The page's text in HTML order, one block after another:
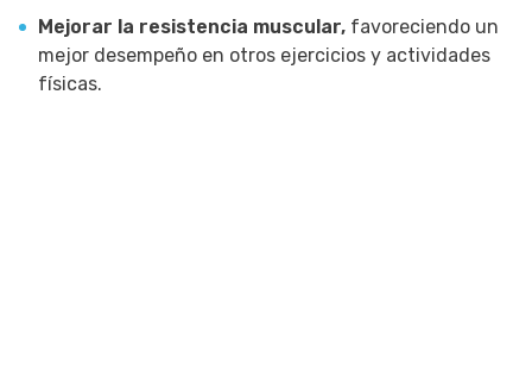
Mejorar la resistencia muscular, favoreciendo un
mejor desempeño en otros ejercicios y actividades
físicas.